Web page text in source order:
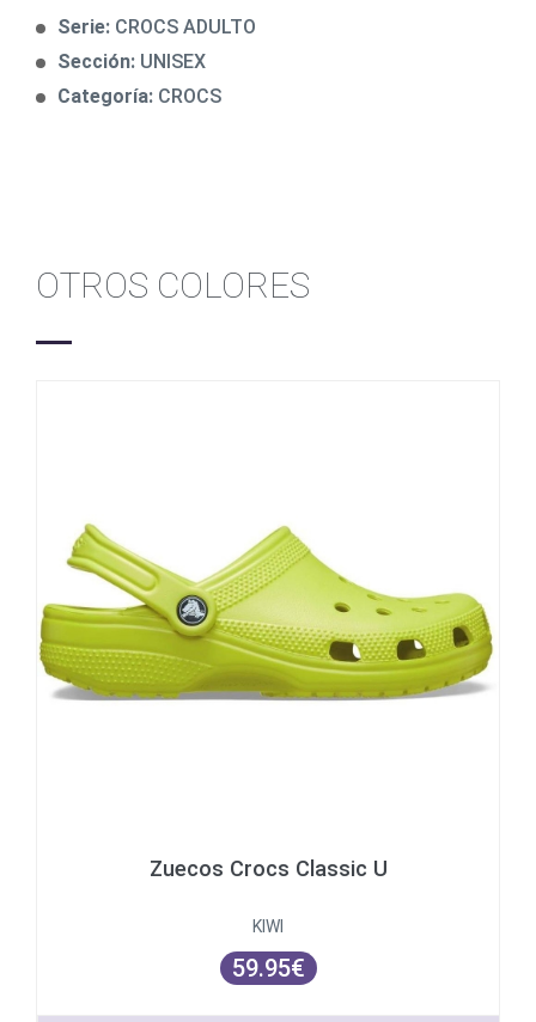
Serie: CROCS ADULTO
Sección: UNISEX
Categoría: CROCS
OTROS COLORES
Zuecos Crocs Classic U
KIWI
59.95€